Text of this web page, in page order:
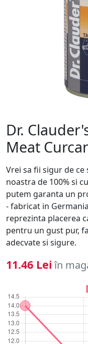
Dr.
Meat
Vrei sa fii sigur de
noastra de 100% si
putem garanta un
- fabricat in
reprezinta placerea
pentru un gust pur,
adecvate si sigure.
11.46 Lei în